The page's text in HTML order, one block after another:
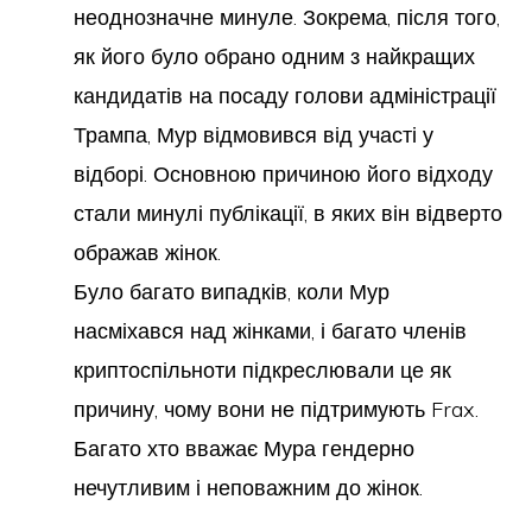
неоднозначне минуле. Зокрема, після того,
як його було обрано одним з найкращих
кандидатів на посаду голови адміністрації
Трампа, Мур відмовився від участі у
відборі. Основною причиною його відходу
стали минулі публікації, в яких він відверто
ображав жінок.
Було багато випадків, коли Мур
насміхався над жінками, і багато членів
криптоспільноти підкреслювали це як
причину, чому вони не підтримують Frax.
Багато хто вважає Мура гендерно
нечутливим і неповажним до жінок.